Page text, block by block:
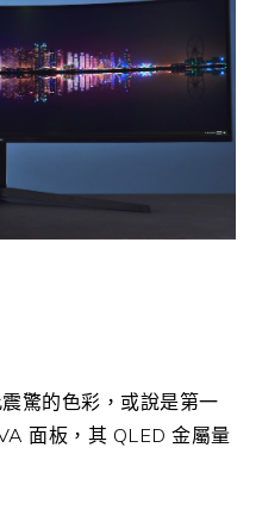
驚的色彩，或說是第一
面板，其 QLED 金屬量